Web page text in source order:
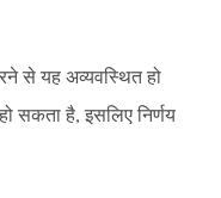
से यह अव्यवस्थित हो
सकता है, इसलिए निर्णय